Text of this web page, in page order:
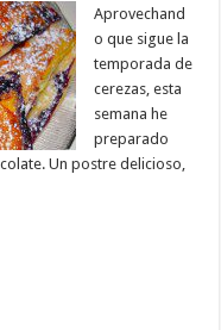
Aprovechand
o que sigue la
temporada de
cerezas, esta
semana he
preparado
Un postre delicioso,